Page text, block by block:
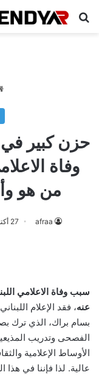
بحث عن
حزن كبير
وفاة
من هو
afraa 27 أكتوبر، 2025
سبب وفاة الاعلامي
عنه، فقد الإعلام
بسام براك، الذي ترك
الفصحى وتدريب
الأوساط الإعلامية
عالية. لذا فإننا في